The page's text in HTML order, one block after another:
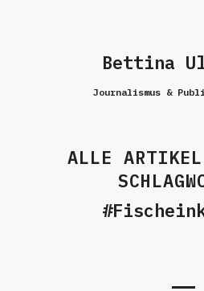
Bettina
Journalismus &
ALLE